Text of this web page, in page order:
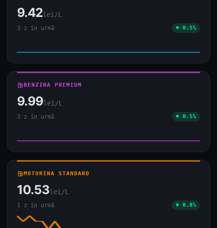
9.42lei/L
3 z în urmă ▼ 0.5%
local_gas_stationBENZINA PREMIUM
9.99lei/L
3 z în urmă ▼ 0.5%
local_gas_stationMOTORINA STANDARD
10.53lei/L
1 z în urmă ▼ 0.8%